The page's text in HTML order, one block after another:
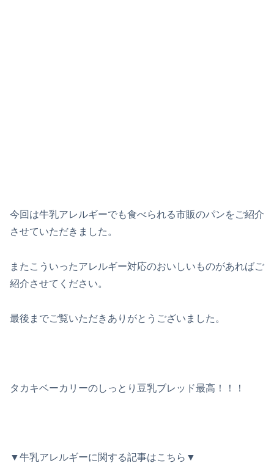
今回は牛乳アレルギーでも食べられる市販のパンをご紹介
させていただきました。
またこういったアレルギー対応のおいしいものがあればご
紹介させてください。
最後までご覧いただきありがとうございました。
タカキベーカリーのしっとり豆乳ブレッド最高！！！
▼牛乳アレルギーに関する記事はこちら▼